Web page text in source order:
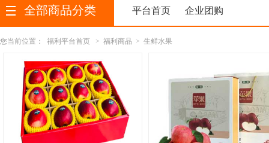
全部商品分类 平台首页 企业团购
您当前位置： 福利平台首页 > 福利商品 > 生鲜水果